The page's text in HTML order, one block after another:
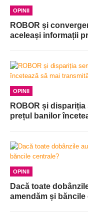
OPINII
ROBOR și
aceleași informații
OPINII
ROBOR și
prețul banilor
OPINII
Dacă toate
amendăm și băncile